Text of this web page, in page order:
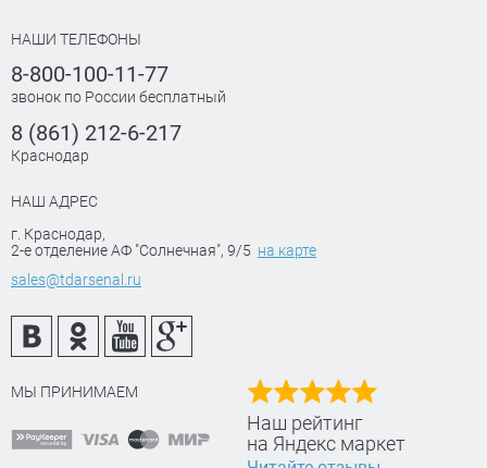
НАШИ ТЕЛЕФОНЫ
8-800-100-11-77
звонок по России бесплатный
8 (861) 212-6-217
Краснодар
НАШ АДРЕС
г. Краснодар,
2-е отделение АФ "Солнечная", 9/5 на карте
sales@tdarsenal.ru
МЫ ПРИНИМАЕМ
Наш рейтинг
на Яндекс маркет